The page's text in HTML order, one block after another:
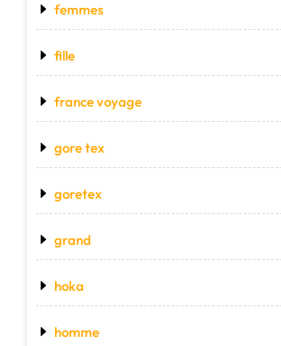
femmes
fille
france voyage
gore tex
goretex
grand
hoka
homme